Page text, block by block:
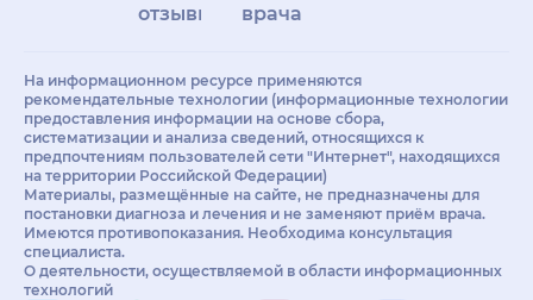
отзывы
врачам
На информационном ресурсе применяются
рекомендательные технологии (информационные технологии
предоставления информации на основе сбора,
систематизации и анализа сведений, относящихся к
предпочтениям пользователей сети "Интернет", находящихся
на территории Российской Федерации)
Материалы, размещённые на сайте, не предназначены для
постановки диагноза и лечения и не заменяют приём врача.
Имеются противопоказания. Необходима консультация
специалиста.
О деятельности, осуществляемой в области информационных
технологий